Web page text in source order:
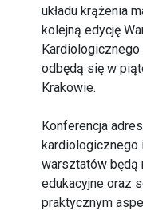
układu krążenia
kolejną edycję
Kardiologicznego
odbędą się w
Krakowie.
Konferencja
kardiologicznego
warsztatów będą
edukacyjne oraz
praktycznym